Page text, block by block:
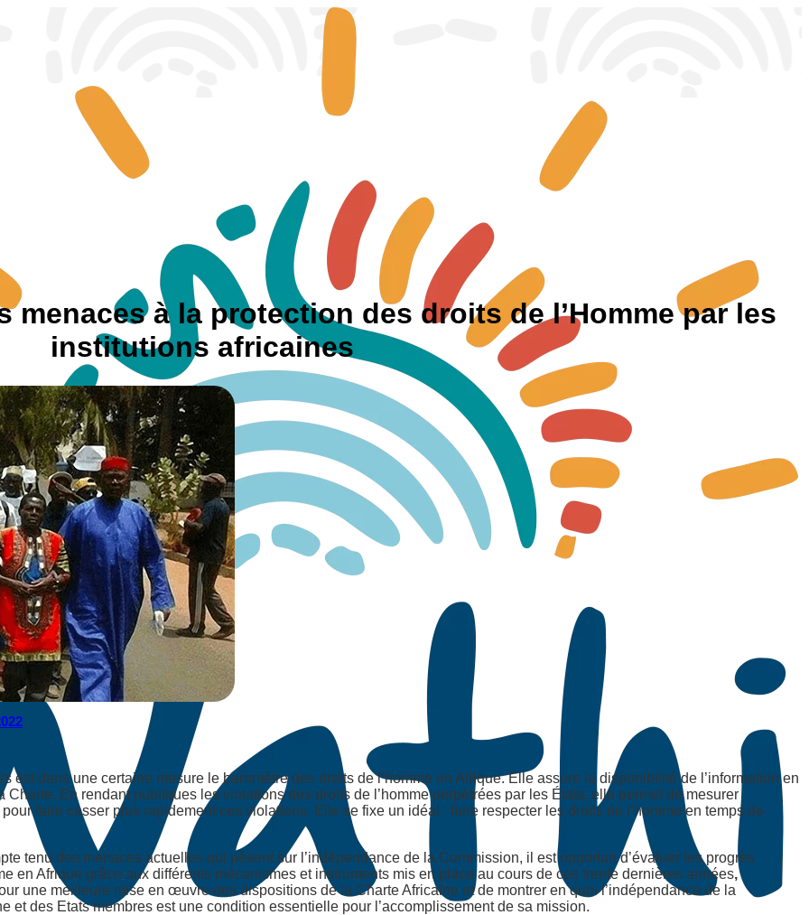
menaces à la protection des droits de l’Homme par les
institutions africaines
est dans une certaine mesure le baromètre des droits de l’homme en Afrique. Elle assure la disponibilité de l’information en
En rendant publiques les violations des droits de l’homme perpétrées par les États, elle permet de mesurer
faire cesser plus rapidement ces violations. Elle se fixe un idéal : faire respecter les droits de l’homme en temps de
tenu des menaces actuelles qui pèsent sur l’indépendance de la Commission, il est opportun d’évaluer les progrès
en Afrique grâce aux différents mécanismes et instruments mis en place au cours de ces trente dernières années,
une meilleure mise en œuvre des dispositions de la Charte Africaine et de montrer en quoi l’indépendance de la
et des Etats membres est une condition essentielle pour l’accomplissement de sa mission.